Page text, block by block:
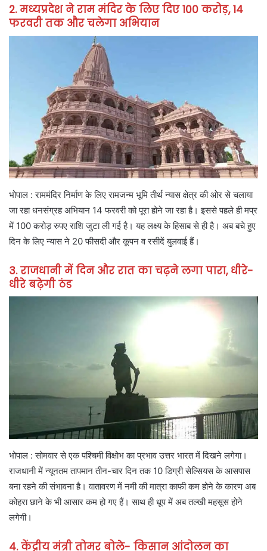
2. मध्यप्रदेश ने राम मंदिर के लिए दिए 100 करोड़, 14
फरवरी तक और चलेगा अभियान
भोपाल : राममंदिर निर्माण के लिए रामजन्म भूमि तीर्थ न्यास क्षेत्र की ओर से चलाया
जा रहा धनसंग्रह अभियान 14 फरवरी को पूरा होने जा रहा है। इससे पहले ही मप्र
में 100 करोड़ रुपए राशि जुटा ली गई है। यह लक्ष्य के हिसाब से ही है। अब बचे हुए
दिन के लिए न्यास ने 20 फीसदी और कूपन व रसीदें बुलवाई हैं।
3. राजधानी में दिन और रात का चढ़ने लगा पारा, धीरे-
धीरे बढ़ेगी ठंड
भोपाल : सोमवार से एक पश्चिमी विक्षोभ का प्रभाव उत्तर भारत में दिखने लगेगा।
राजधानी में न्यूनतम तापमान तीन-चार दिन तक 10 डिग्री सेल्सियस के आसपास
बना रहने की संभावना है। वातावरण में नमी की मात्रा काफी कम होने के कारण अब
कोहरा छाने के भी आसार कम हो गए हैं। साथ ही धूप में अब तल्खी महसूस होने
लगेगी।
4. केंद्रीय मंत्री तोमर बोले- किसान आंदोलन का